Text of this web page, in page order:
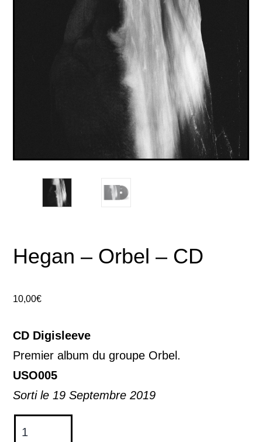
Hegan – Orbel – CD
10,00€
CD Digisleeve
Premier album du groupe Orbel.
USO005
Sorti le 19 Septembre 2019